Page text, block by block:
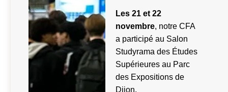
Les 21 et 22
novembre, notre CFA
a participé au Salon
Studyrama des Études
Supérieures au Parc
des Expositions de
Dijon.